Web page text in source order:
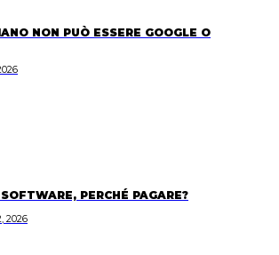
NON PUÒ ESSERE GOOGLE O
PERCHÉ PAGARE?
2026